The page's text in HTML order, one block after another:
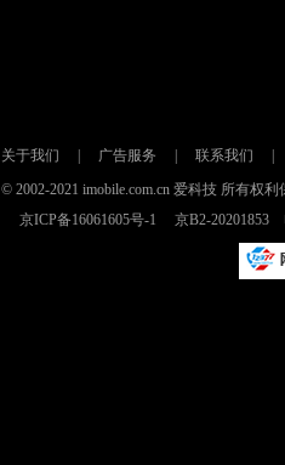
关于我们 广告服务 联系我们
© 2002-2021 imobile.com.cn 爱科技 所有权
京ICP备16061605号-1
京B2-20201853